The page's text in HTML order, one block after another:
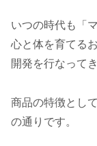
いつの時代も「
心と体を育てる
開発を行なって
商品の特徴とし
の通りです。